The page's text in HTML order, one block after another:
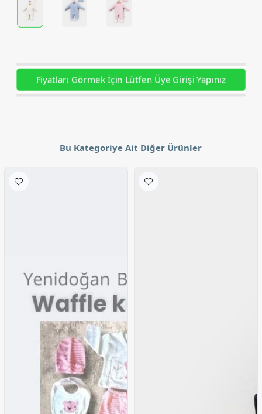
Fiyatları Görmek İçin Lütfen Üye Girişi Yapınız
Bu Kategoriye Ait Diğer Ürünler